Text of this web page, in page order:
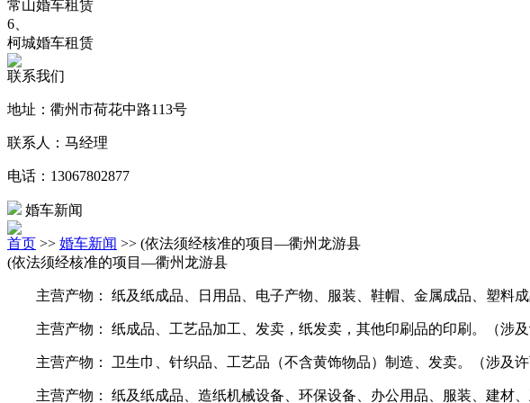
常山婚车租赁
6、
柯城婚车租赁
联系我们
地址：衢州市荷花中路113号
联系人：马经理
电话：13067802877
婚车新闻
首页 >> 婚车新闻 >> (依法须经核准的项目—衢州龙游县
(依法须经核准的项目—衢州龙游县
主营产物： 纸及纸成品、日用品、电子产物、服装、鞋帽、金属成品、塑料成
主营产物： 纸成品、工艺品加工、发卖，纸发卖，其他印刷品的印刷。（涉及
主营产物： 卫生巾、针织品、工艺品（不含黄饰物品）制造、发卖。（涉及许
主营产物： 纸及纸成品、造纸机械设备、环保设备、办公用品、服装、建材